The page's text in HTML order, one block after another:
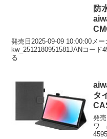
防
ィ
ブ
発売日2025-09-09 10:00:00メ
kw_2512180951581JANコード
る
タ
発
ワ